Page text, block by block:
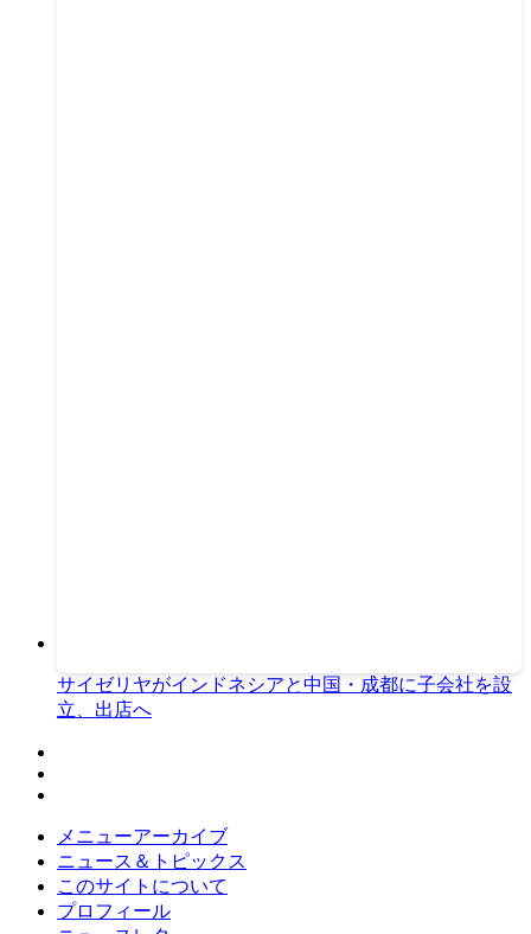
サイゼリヤがインドネシアと中国・成都に子会社を設
立、出店へ
メニューアーカイブ
ニュース＆トピックス
このサイトについて
プロフィール